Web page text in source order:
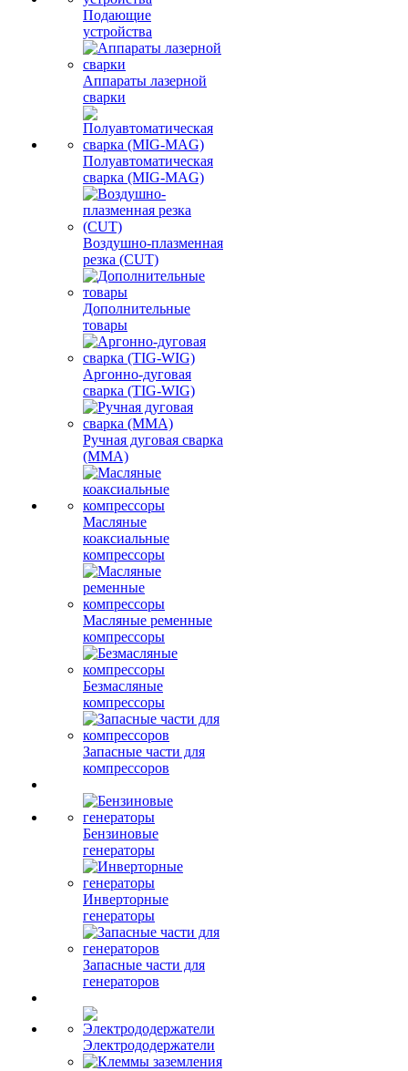
Подающие
устройства
Аппараты лазерной
сварки
Полуавтоматическая
сварка (MIG-MAG)
Воздушно-плазменная
резка (CUT)
Дополнительные
товары
Аргонно-дуговая
сварка (TIG-WIG)
Ручная дуговая сварка
(MMA)
Масляные
коаксиальные
компрессоры
Масляные ременные
компрессоры
Безмасляные
компрессоры
Запасные части для
компрессоров
Бензиновые
генераторы
Инверторные
генераторы
Запасные части для
генераторов
Электрододержатели